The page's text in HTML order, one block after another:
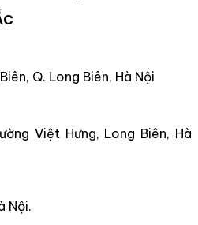
Q. Long Biên, Hà Nội
Việt Hưng, Long Biên, Hà
Nội.